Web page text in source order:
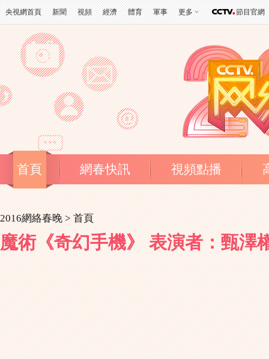
央視網首頁 新聞 視頻 經濟 體育 軍事 更多 節目官網
首頁 網春快訊 視頻點播
2016網絡春晚 >首頁
魔術《奇幻手機》 表演者：甄澤